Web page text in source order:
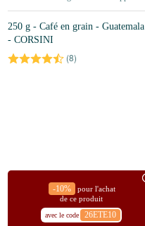
250 g - Café en grain - Guatemala
- CORSINI
(8)
-10%
pour l'achat
de ce produit
avec le code 26ETE10